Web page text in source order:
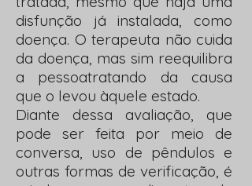
disfunção já instalada, como
doença. O terapeuta não cuida
da doença, mas sim reequilibra
a pessoatratando da causa
que o levou àquele estado.
Diante dessa avaliação, que
pode ser feita por meio de
conversa, uso de pêndulos e
outras formas de verificação, é